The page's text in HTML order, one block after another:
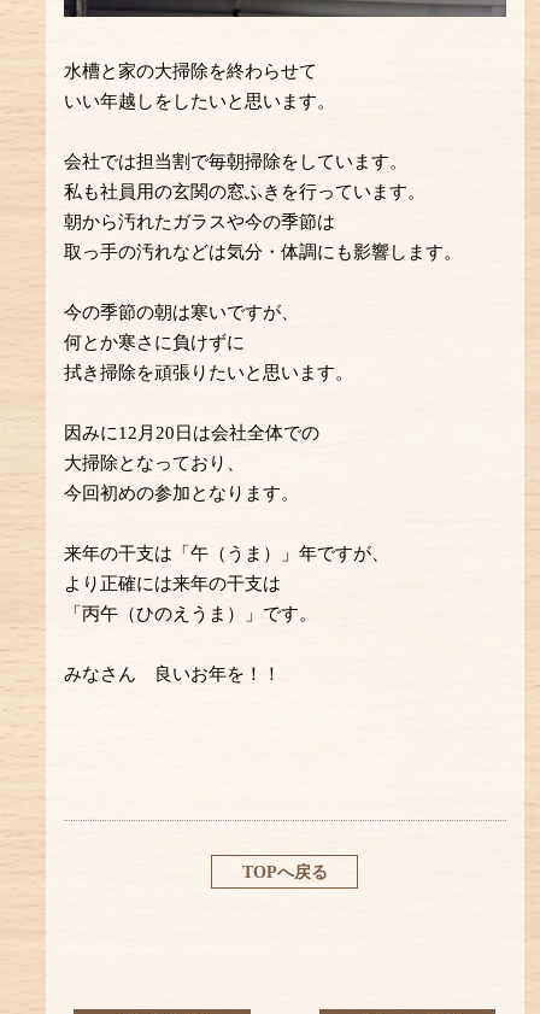
水槽と家の大掃除を終わらせて
いい年越しをしたいと思います。
会社では担当割で毎朝掃除をしています。
私も社員用の玄関の窓ふきを行っています。
朝から汚れたガラスや今の季節は
取っ手の汚れなどは気分・体調にも影響します。
今の季節の朝は寒いですが、
何とか寒さに負けずに
拭き掃除を頑張りたいと思います。
因みに12月20日は会社全体での
大掃除となっており、
今回初めの参加となります。
来年の干支は「午（うま）」年ですが、
より正確には来年の干支は
「丙午（ひのえうま）」です。
みなさん 良いお年を！！
TOPへ戻る